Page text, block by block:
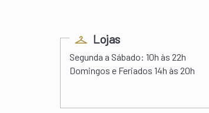
Lojas
Segunda a Sábado: 10h às 22h
Domingos e Feriados 14h às 20h